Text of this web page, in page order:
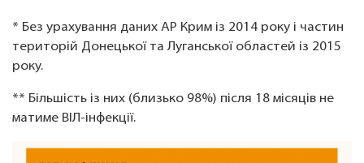
* Без урахування даних АР Крим із 2014 року і частин
територій Донецької та Луганської областей із 2015
року.
** Більшість із них (близько 98%) після 18 місяців не
матиме ВІЛ-інфекції.